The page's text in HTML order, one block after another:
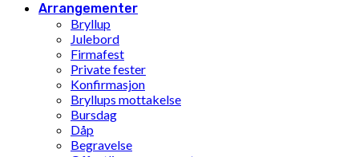
Arrangementer
Bryllup
Julebord
Firmafest
Private fester
Konfirmasjon
Bryllups mottakelse
Bursdag
Dåp
Begravelse